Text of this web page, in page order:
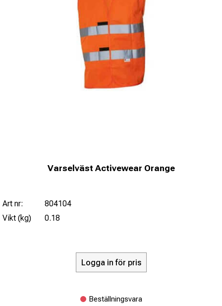
Varselväst Activewear Orange
Art nr:
804104
Vikt (kg)
0.18
Logga in för pris
Beställningsvara